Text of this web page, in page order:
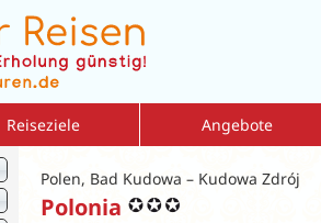
Reiseziele
Angebote
Sonderangebote
Polen, Bad Kudowa – Kudowa Zdrój
Polonia